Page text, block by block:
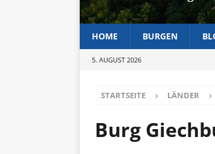
HOME BURGEN
5. AUGUST 2026
STARTSEITE LÄNDER
Burg